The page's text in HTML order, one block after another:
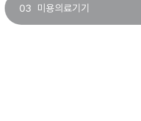
03 미용의료기기